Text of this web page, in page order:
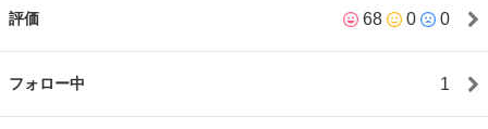
評価 68 0 0
フォロー中 1